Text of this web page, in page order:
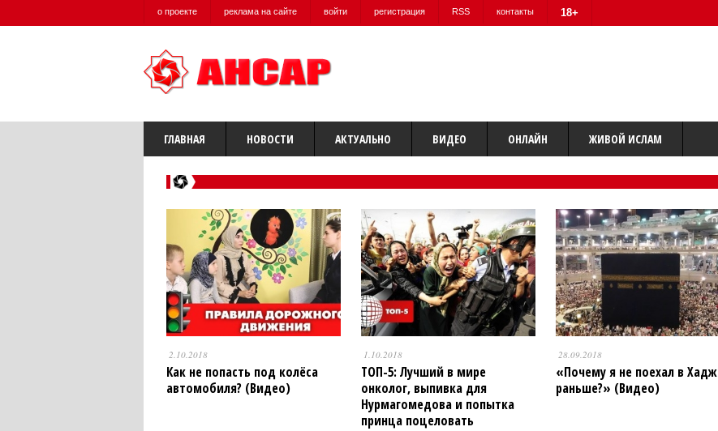
о проекте реклама на сайте войти регистрация RSS контакты 18+
ГЛАВНАЯ НОВОСТИ АКТУАЛЬНО ВИДЕО ОНЛАЙН ЖИВОЙ ИСЛАМ
2.10.2018
Как не попасть под колёса
автомобиля? (Видео)
1.10.2018
ТОП-5: Лучший в мире
онколог, выпивка для
Нурмагомедова и попытка
принца поцеловать
28.09.2018
«Почему я не поехал в Хадж
раньше?» (Видео)